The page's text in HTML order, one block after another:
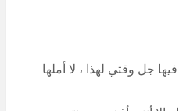
جل وقتي لهذا ، لا أملها